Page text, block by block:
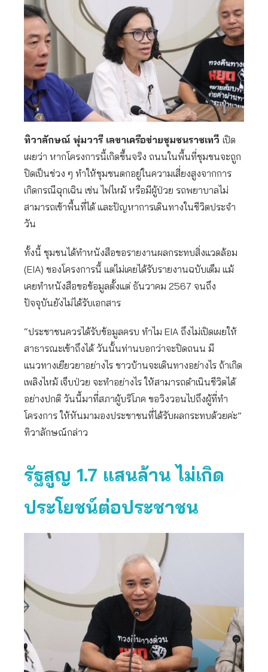
ทิวาลักษณ์ พุ่มวารี เลขาเครือข่ายชุมชนราชเทวี เปิด
เผยว่า หากโครงการนี้เกิดขึ้นจริง ถนนในพื้นที่ชุมชนจะถูก
ปิดเป็นช่วง ๆ ทำให้ชุมชนตกอยู่ในความเสี่ยงสูงจากการ
เกิดกรณีฉุกเฉิน เช่น ไฟไหม้ หรือมีผู้ป่วย รถพยาบาลไม่
สามารถเข้าพื้นที่ได้ และปัญหาการเดินทางในชีวิตประจำ
วัน
ทั้งนี้ ชุมชนได้ทำหนังสือขอรายงานผลกระทบสิ่งแวดล้อม
(EIA) ของโครงการนี้ แต่ไม่เคยได้รับรายงานฉบับเต็ม แม้
เคยทำหนังสือขอข้อมูลตั้งแต่ ธันวาคม 2567 จนถึง
ปัจจุบันยังไม่ได้รับเอกสาร
“ประชาชนควรได้รับข้อมูลครบ ทำไม EIA ถึงไม่เปิดเผยให้
สาธารณะเข้าถึงได้ วันนั้นท่านบอกว่าจะปิดถนน มี
แนวทางเยียวยาอย่างไร ชาวบ้านจะเดินทางอย่างไร ถ้าเกิด
เพลิงไหม้ เจ็บป่วย จะทำอย่างไร ให้สามารถดำเนินชีวิตได้
อย่างปกติ วันนี้มาที่สภาผู้บริโภค ขอวิงวอนไปถึงผู้ที่ทำ
โครงการ ให้หันมามองประชาชนที่ได้รับผลกระทบด้วยค่ะ”
ทิวาลักษณ์กล่าว
รัฐสูญ 1.7 แสนล้าน ไม่เกิด
ประโยชน์ต่อประชาชน